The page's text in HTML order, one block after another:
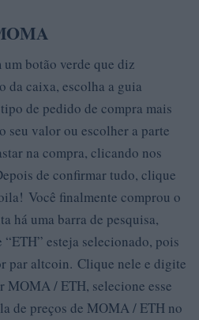
botão verde que diz
da caixa, escolha a guia
de pedido de compra mais
seu valor ou escolher a parte
na compra, clicando nos
de confirmar tudo, clique
Você finalmente comprou o
há uma barra de pesquisa,
esteja selecionado, pois
par altcoin. Clique nele e digite
MOMA / ETH, selecione esse
de preços de MOMA / ETH no